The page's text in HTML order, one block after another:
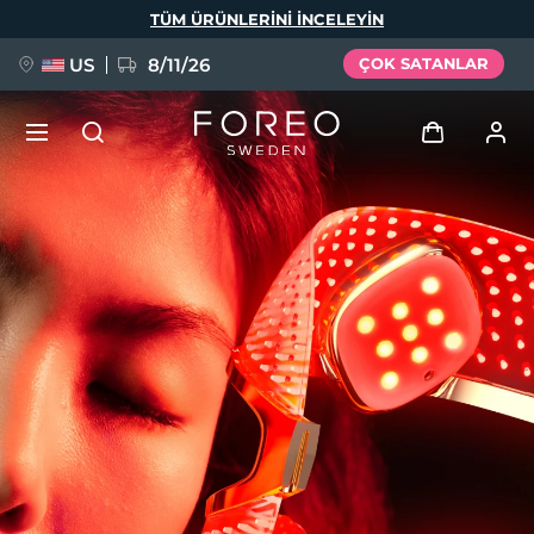
TÜM ÜRÜNLERINI INCELEYIN
US 8/11/26 ÇOK SATANLAR
Giriş
Kullanici profi̇li̇
Cihazlarım
Siparişlerim
Aboneliklerim
YENİ
FAQ™ Pure Beauty-Tech Elixir
BREAKING NEWS
issa™ Teeth Whitening Set
Dil Seçimi
English Deutsch
Español
Français
Italiano
Português
Polski
Svenska
Русский
Türkçe
简体中文 繁體中文